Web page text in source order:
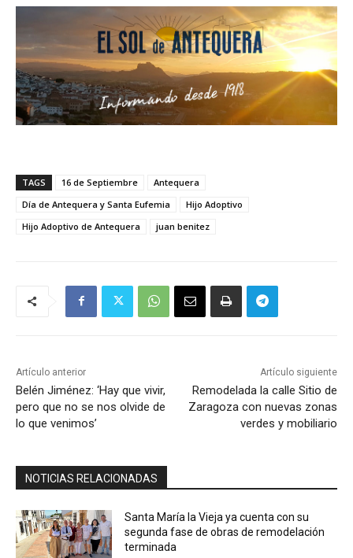
TAGS 16 de Septiembre
Antequera
Día de Antequera y Santa Eufemia
Hijo Adoptivo
Hijo Adoptivo de Antequera
juan benitez
Artículo anterior
Belén Jiménez: ‘Hay que vivir,
pero que no se nos olvide de
lo que venimos’
Artículo siguiente
Remodelada la calle Sitio de
Zaragoza con nuevas zonas
verdes y mobiliario
NOTICIAS RELACIONADAS
Santa María la Vieja ya cuenta con su
segunda fase de obras de remodelación
terminada